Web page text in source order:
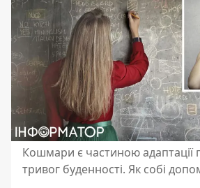
Кошмари є частиною адаптації
тривог буденності. Як собі